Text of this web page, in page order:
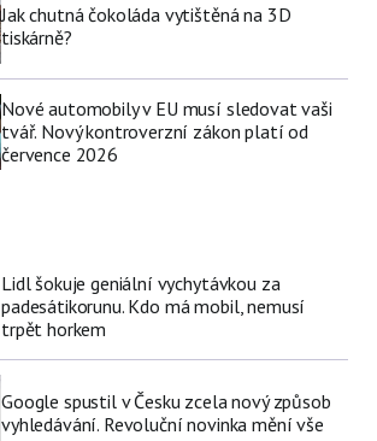
Jak chutná čokoláda vytištěná na 3D
tiskárně?
Nové automobily v EU musí sledovat vaši
tvář. Nový kontroverzní zákon platí od
července 2026
Lidl šokuje geniální vychytávkou za
padesátikorunu. Kdo má mobil, nemusí
trpět horkem
Google spustil v Česku zcela nový způsob
vyhledávání. Revoluční novinka mění vše